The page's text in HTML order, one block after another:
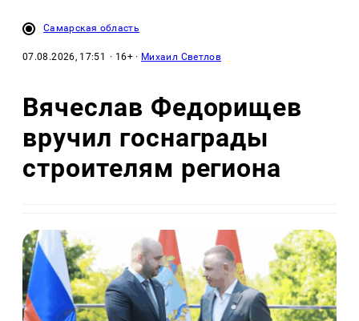
Самарская область
07.08.2026, 17:51 · 16+ · Михаил Светлов
Вячеслав Федорищев
вручил госнаграды
строителям региона